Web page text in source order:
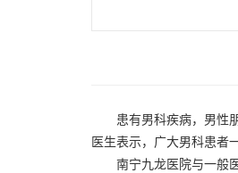
患有男科疾病，男性朋
医生表示，广大男科患者
南宁九龙医院与一般医